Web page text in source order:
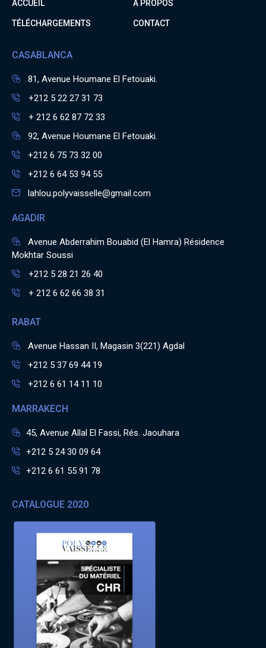
ACCUEIL A PROPOS
TÉLÉCHARGEMENTS CONTACT
CASABLANCA
81, Avenue Houmane El Fetouaki.
+212 5 22 27 31 73
+ 212 6 62 87 72 33
92, Avenue Houmane El Fetouaki.
+212 6 75 73 32 00
+212 6 64 53 94 55
lahlou.polyvaisselle@gmail.com
AGADIR
Avenue Abderrahim Bouabid (El Hamra) Résidence
Mokhtar Soussi
+212 5 28 21 26 40
+ 212 6 62 66 38 31
RABAT
Avenue Hassan II, Magasin 3(221) Agdal
+212 5 37 69 44 19
+212 6 61 14 11 10
MARRAKECH
45, Avenue Allal El Fassi, Rés. Jaouhara
+212 5 24 30 09 64
+212 6 61 55 91 78
CATALOGUE 2020